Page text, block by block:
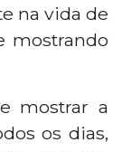
na vida de
mostrando
mostrar a
os dias,